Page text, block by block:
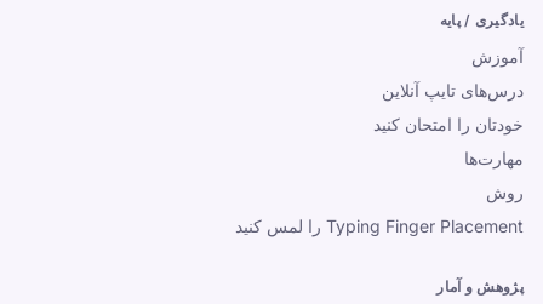
یادگیری / پایه
آموزش
درس‌های تایپ آنلاین
خودتان را امتحان کنید
مهارت‌ها
روش
Typing Finger Placement را لمس کنید
پژوهش و آمار